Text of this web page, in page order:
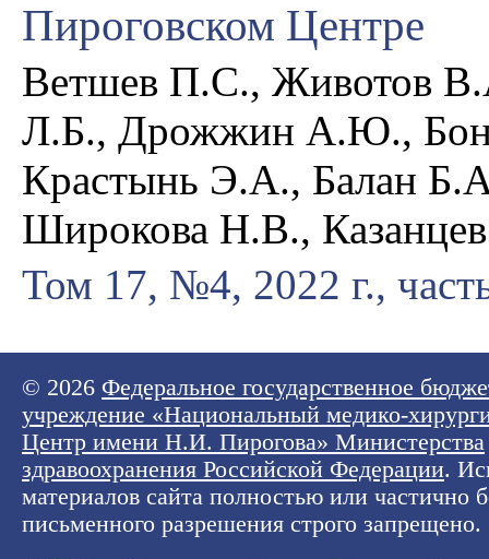
Пироговском Центре
Ветшев П.С., Животов
Л.Б., Дрожжин А.Ю.,
Крастынь Э.А., Балан
Широкова Н.В.,
Том 17, №4, 2022 г.,
© 2026 Федеральное государственное
учреждение «Национальный медико-
Центр имени Н.И. Пирогова» Министерства
здравоохранения Российской Федерации.
материалов сайта полностью или частично
письменного разрешения строго запрещено.